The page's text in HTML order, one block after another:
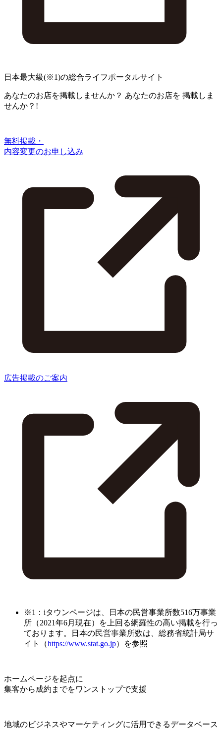
日本最大級(※1)の総合ライフポータルサイト
あなたのお店を掲載しませんか？ あなたのお店を 掲載しま
せんか？!
無料掲載・
内容変更のお申し込み
広告掲載のご案内
※1：iタウンページは、日本の民営事業所数516万事業
所（2021年6月現在）を上回る網羅性の高い掲載を行っ
ております。日本の民営事業所数は、総務省統計局サ
イト（https://www.stat.go.jp）を参照
ホームページを起点に
集客から成約までをワンストップで支援
地域のビジネスやマーケティングに活用できるデータベース